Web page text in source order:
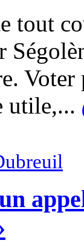
tout
utile,...